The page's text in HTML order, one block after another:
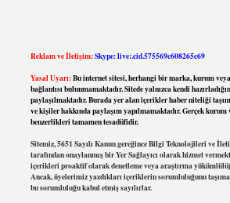
Reklam ve İletişim:Skype: live:.cid.575569c608265c69
Yasal Uyarı:Bu internet sitesi, herhangi bir marka, kurum
bağlantısı bulunmamaktadır. Sitede yalnızca kendi
paylaşılmaktadır. Burada yer alan içerikler haber niteliği
ve kişiler hakkında paylaşım yapılmamaktadır. Gerçek
benzerlikleri tamamen tesadüfidir.
Sitemiz, 5651 Sayılı Kanun gereğince Bilgi Teknolojileri ve
tarafından onaylanmış bir Yer Sağlayıcı olarak hizmet
içerikleri proaktif olarak denetleme veya araştırma
Ancak, üyelerimiz yazdıkları içeriklerin sorumluluğunu
bu sorumluluğu kabul etmiş sayılırlar.